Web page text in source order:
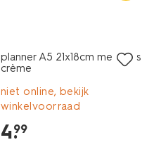
planner A5 21x18cm met tabs
crème
niet online, bekijk
winkelvoorraad
4.
99